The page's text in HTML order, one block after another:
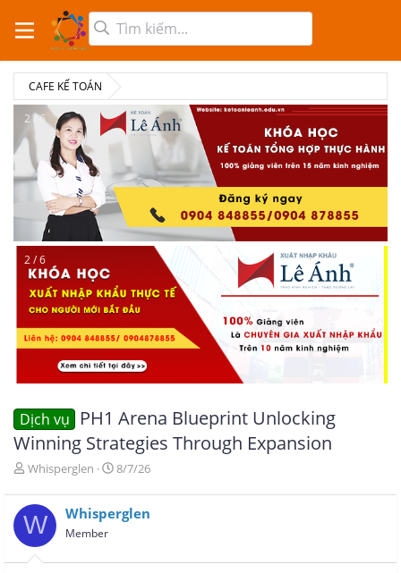
CAFE KẾ TOÁN
2 / 6
2 / 6
Dịch vụ
PH1 Arena Blueprint Unlocking
Winning Strategies Through Expansion
T
r
e
a
d
s
Whisperglen
N
à
y
i
8/7/26
W Whisperglen
Member